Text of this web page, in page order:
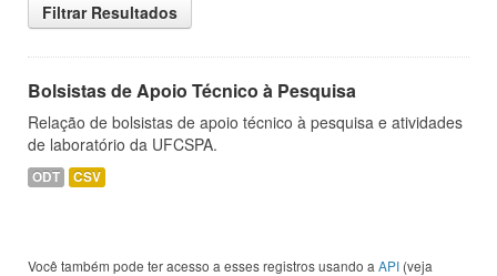
Filtrar Resultados
Bolsistas de Apoio Técnico à Pesquisa
Relação de bolsistas de apoio técnico à pesquisa e atividades
de laboratório da UFCSPA.
ODT CSV
Você também pode ter acesso a esses registros usando a API (veja